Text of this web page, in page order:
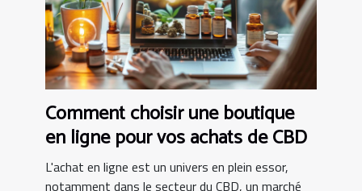
Comment choisir une boutique
en ligne pour vos achats de CBD
L'achat en ligne est un univers en plein essor,
notamment dans le secteur du CBD, un marché